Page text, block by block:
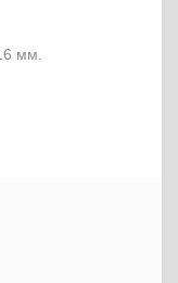
мм.